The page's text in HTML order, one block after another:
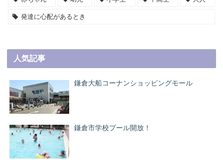
発達に心配があるとき
人気記事
鎌倉大船コーナンショッピングモール
鎌倉市学校プール開放！